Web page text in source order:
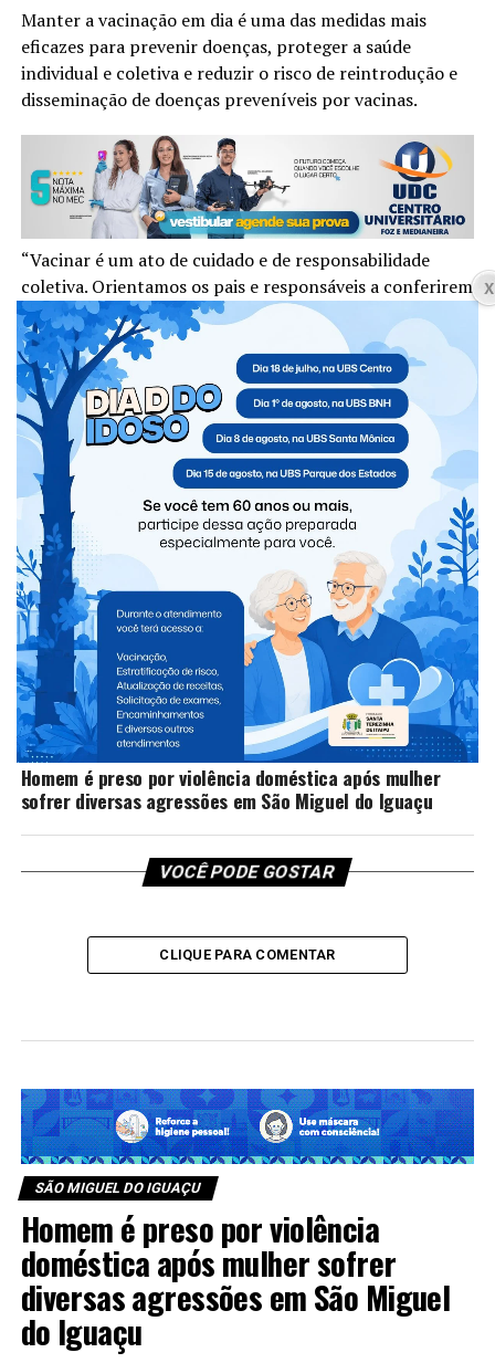
Manter a vacinação em dia é uma das medidas mais
eficazes para prevenir doenças, proteger a saúde
individual e coletiva e reduzir o risco de reintrodução e
disseminação de doenças preveníveis por vacinas.
“Vacinar é um ato de cuidado e de responsabilidade
coletiva. Orientamos os pais e responsáveis a conferirem
a caderneta de vacinação de seus filhos e procurarem a
Unidade Básica de Saúde sempre que houver alguma
dose em atraso. Manter a vacinação em dia protege não
apenas quem recebe a vacina, mas toda a comunidade”,
ressaltou a secretária de Saúde, Fernanda Moreira
Prestes.
Compartilhe isso
TÓPICOS RELACIONADOS:
NÃO PERCA
Homem é preso por violência doméstica após mulher
sofrer diversas agressões em São Miguel do Iguaçu
VOCÊ PODE GOSTAR
CLIQUE PARA COMENTAR
SÃO MIGUEL DO IGUAÇU
Homem é preso por violência
doméstica após mulher sofrer
diversas agressões em São Miguel
do Iguaçu